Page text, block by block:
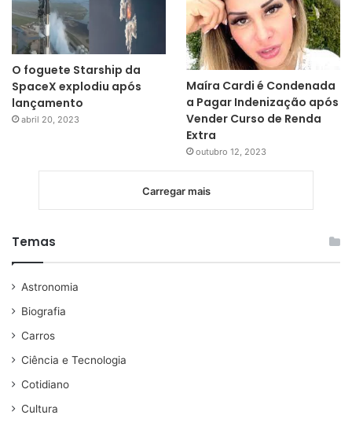
O foguete Starship da
SpaceX explodiu após
lançamento
abril 20, 2023
Maíra Cardi é Condenada
a Pagar Indenização após
Vender Curso de Renda
Extra
outubro 12, 2023
Carregar mais
Temas
Astronomia
Biografia
Carros
Ciência e Tecnologia
Cotidiano
Cultura